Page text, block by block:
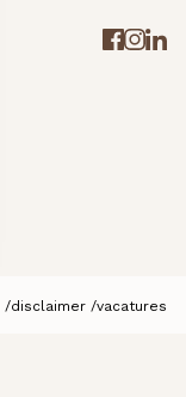
disclaimer vacatures